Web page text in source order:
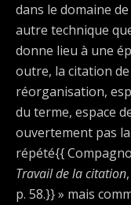
dans le domaine
autre technique
donne lieu à une
outre, la citation
réorganisation,
du terme, espace
ouvertement pas
répété{{
Travail de la citation
p. 58.}} » mais